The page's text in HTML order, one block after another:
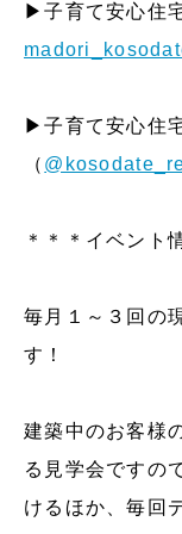
▶子育て安心住
▶子育て安心住
（
＊＊＊イベント
毎月１～３回の
す！
建築中のお客様
る見学会ですの
けるほか、毎回